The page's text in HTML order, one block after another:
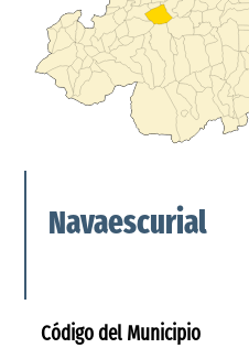
Navaescurial
Código del Municipio